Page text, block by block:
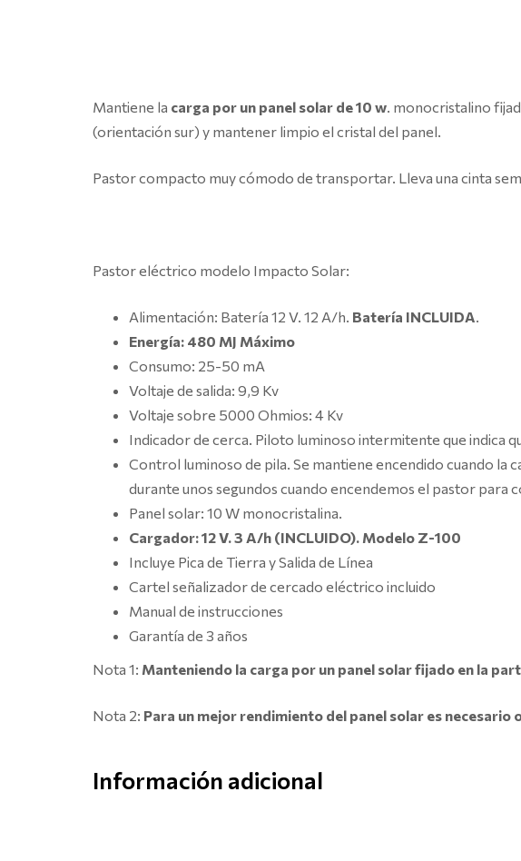
Mantiene la carga por un panel solar de 10 w. monocristalino
(orientación sur) y mantener limpio el cristal del panel.
Pastor compacto muy cómodo de transportar. Lleva una cinta
Pastor eléctrico modelo Impacto Solar:
Alimentación: Batería 12 V. 12 A/h. Batería INCLUIDA.
Energía: 480 MJ Máximo
Consumo: 25-50 mA
Voltaje de salida: 9,9 Kv
Voltaje sobre 5000 Ohmios: 4 Kv
Indicador de cerca. Piloto luminoso intermitente que indica
Control luminoso de pila. Se mantiene encendido cuando la
durante unos segundos cuando encendemos el pastor para
Panel solar: 10 W monocristalina.
Cargador: 12 V. 3 A/h (INCLUIDO). Modelo Z-100
Incluye Pica de Tierra y Salida de Línea
Cartel señalizador de cercado eléctrico incluido
Manual de instrucciones
Garantía de 3 años
Nota 1: Manteniendo la carga por un panel solar fijado en la
Nota 2: Para un mejor rendimiento del panel solar es
Información adicional